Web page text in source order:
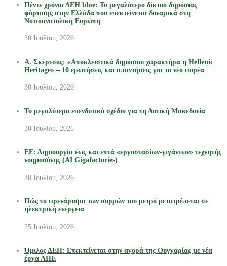
Πέντε χρόνια ΔΕΗ blue: Το μεγαλύτερο δίκτυο δημόσιας
φόρτισης στην Ελλάδα που επεκτείνεται δυναμικά στη
Νοτιοανατολική Ευρώπη
30 Ιουλίου, 2026
Α. Σκέρτσος: «Αποκλειστικά δημόσιου χαρακτήρα η Hellenic
Heritage» – 10 ερωτήσεις και απαντήσεις για το νέο φορέα
30 Ιουλίου, 2026
Το μεγαλύτερο επενδυτικό σχέδιο για τη Δυτική Μακεδονία
30 Ιουλίου, 2026
ΕΕ: Δημιουργία έως και επτά «εργοστασίων-γιγάντων» τεχνητής
νοημοσύνης (AI Gigafactories)
30 Ιουλίου, 2026
Πώς το φρενάρισμα των συρμών του μετρό μετατρέπεται σε
ηλεκτρική ενέργεια
25 Ιουλίου, 2026
Όμιλος ΔΕΗ: Επεκτείνεται στην αγορά της Ουγγαρίας με νέα
έργα ΑΠΕ